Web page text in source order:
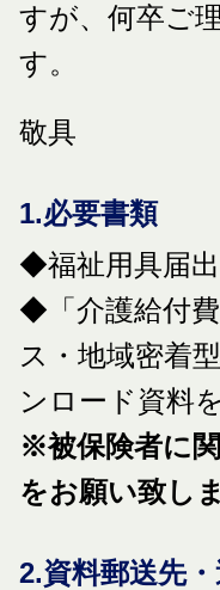
すが、何卒ご
す。
敬具
1.必要書類
◆福祉用具届
◆「介護給付
ス・地域密着
ンロード資料
※被保険者に
をお願い致し
2.資料郵送先